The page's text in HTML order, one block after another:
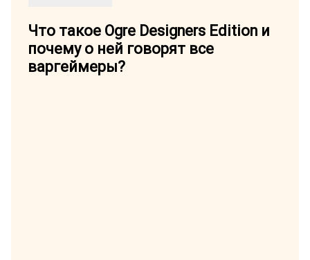
Что такое Ogre Designers Edition и
почему о ней говорят все
варгеймеры?